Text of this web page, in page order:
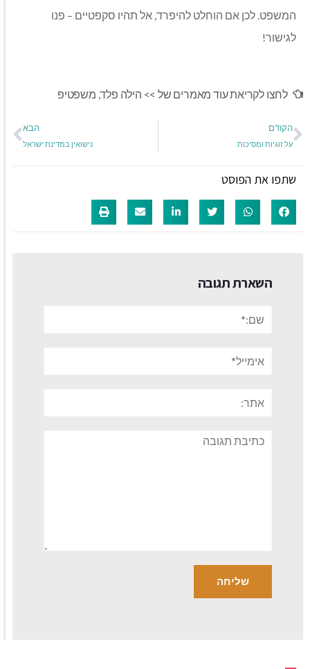
המשפט. לכן אם הוחלט להיפרד, אל תהיו סקפטיים – פנו
לגישור!
לחצו לקריאת עוד מאמרים של >> הילה פלד, משפטיפ
הקודם
על זוגיות ומסיכות
הבא
נישואין במדינת ישראל
שתפו את הפוסט
השארת תגובה